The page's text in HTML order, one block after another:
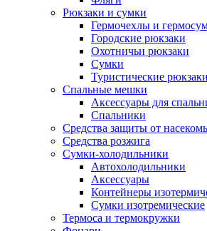
Рюкзаки и сумки
Гермочехлы и
Городские рюкзаки
Охотничьи рюкзаки
Сумки
Туристические рюкзаки
Спальные мешки
Аксессуары для
Спальники
Средства защиты от
Средства розжига
Сумки-холодильники
Автохолодильники
Аксессуары
Контейнеры
Сумки изотремические
Термоса и термокружки